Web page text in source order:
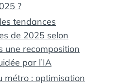
?
tendances
de 2025 selon
une recomposition
par l’IA
métro : optimisation